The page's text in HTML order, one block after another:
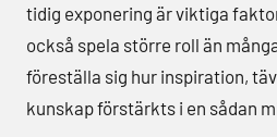
tidig exponering är viktiga
också spela större roll än
föreställa sig hur inspiration,
kunskap förstärkts i en sådan